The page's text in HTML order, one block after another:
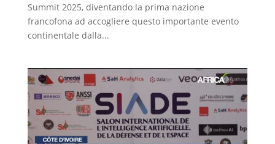
Summit 2025, diventando la prima nazione
francofona ad accogliere questo importante evento
continentale dalla...